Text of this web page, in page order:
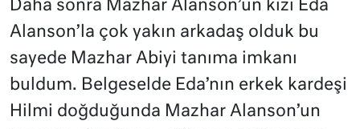
Daha sonra Mazhar Alanson’un kızı Eda
Alanson’la çok yakın arkadaş olduk bu
sayede Mazhar Abiyi tanıma imkanı
buldum. Belgeselde Eda’nın erkek kardeşi
Hilmi doğduğunda Mazhar Alanson’un